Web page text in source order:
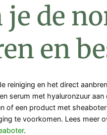
je de
en
reiniging en het direct
serum met hyaluronzuur
of een product met
te voorkomen. Lees meer
.